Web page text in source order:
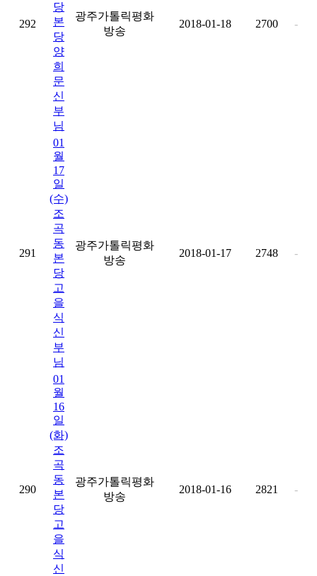
292
당
본
당
양
희
문
신
부
님
광주가톨릭평화
방송
2018-01-18 2700 -
291
01
월
17
일
(수)
조
곡
동
본
당
고
을
식
신
부
님
광주가톨릭평화
방송
2018-01-17 2748 -
290
01
월
16
일
(화)
조
곡
동
본
당
고
을
식
신
광주가톨릭평화
방송
2018-01-16 2821 -